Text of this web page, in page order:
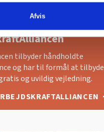
Afvis
tilbyder håndholdte
og har til formål at tilbyde
og uvildig vejledning.